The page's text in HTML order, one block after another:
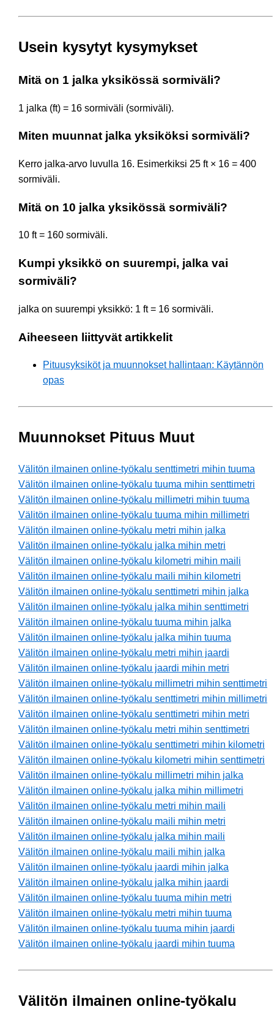
Usein kysytyt kysymykset
Mitä on 1 jalka yksikössä sormiväli?
1 jalka (ft) = 16 sormiväli (sormiväli).
Miten muunnat jalka yksiköksi sormiväli?
Kerro jalka-arvo luvulla 16. Esimerkiksi 25 ft × 16 = 400
sormiväli.
Mitä on 10 jalka yksikössä sormiväli?
10 ft = 160 sormiväli.
Kumpi yksikkö on suurempi, jalka vai
sormiväli?
jalka on suurempi yksikkö: 1 ft = 16 sormiväli.
Aiheeseen liittyvät artikkelit
Pituusyksiköt ja muunnokset hallintaan: Käytännön
opas
Muunnokset Pituus Muut
Välitön ilmainen online-työkalu senttimetri mihin tuuma
Välitön ilmainen online-työkalu tuuma mihin senttimetri
Välitön ilmainen online-työkalu millimetri mihin tuuma
Välitön ilmainen online-työkalu tuuma mihin millimetri
Välitön ilmainen online-työkalu metri mihin jalka
Välitön ilmainen online-työkalu jalka mihin metri
Välitön ilmainen online-työkalu kilometri mihin maili
Välitön ilmainen online-työkalu maili mihin kilometri
Välitön ilmainen online-työkalu senttimetri mihin jalka
Välitön ilmainen online-työkalu jalka mihin senttimetri
Välitön ilmainen online-työkalu tuuma mihin jalka
Välitön ilmainen online-työkalu jalka mihin tuuma
Välitön ilmainen online-työkalu metri mihin jaardi
Välitön ilmainen online-työkalu jaardi mihin metri
Välitön ilmainen online-työkalu millimetri mihin senttimetri
Välitön ilmainen online-työkalu senttimetri mihin millimetri
Välitön ilmainen online-työkalu senttimetri mihin metri
Välitön ilmainen online-työkalu metri mihin senttimetri
Välitön ilmainen online-työkalu senttimetri mihin kilometri
Välitön ilmainen online-työkalu kilometri mihin senttimetri
Välitön ilmainen online-työkalu millimetri mihin jalka
Välitön ilmainen online-työkalu jalka mihin millimetri
Välitön ilmainen online-työkalu metri mihin maili
Välitön ilmainen online-työkalu maili mihin metri
Välitön ilmainen online-työkalu jalka mihin maili
Välitön ilmainen online-työkalu maili mihin jalka
Välitön ilmainen online-työkalu jaardi mihin jalka
Välitön ilmainen online-työkalu jalka mihin jaardi
Välitön ilmainen online-työkalu tuuma mihin metri
Välitön ilmainen online-työkalu metri mihin tuuma
Välitön ilmainen online-työkalu tuuma mihin jaardi
Välitön ilmainen online-työkalu jaardi mihin tuuma
Välitön ilmainen online-työkalu